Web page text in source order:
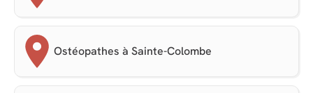
Ostéopathes à Sainte-Colombe